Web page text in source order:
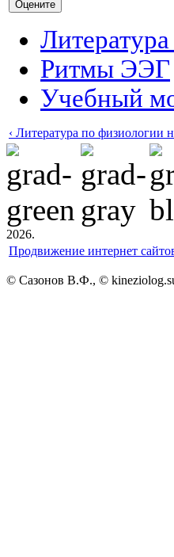
Ритмы ЭЭГ
Учебный
‹ Литература по физиологии
2026.
Продвижение интернет
© Сазонов В.Ф., ©